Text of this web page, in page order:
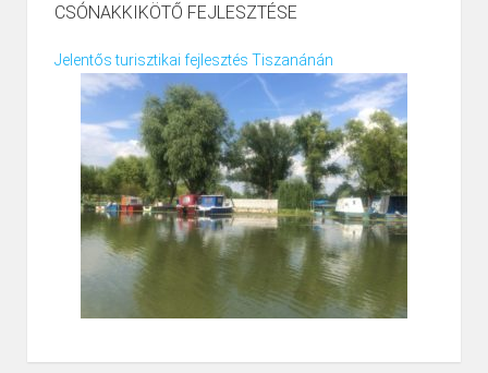
CSÓNAKKIKÖTŐ FEJLESZTÉSE
Jelentős turisztikai fejlesztés Tiszanánán